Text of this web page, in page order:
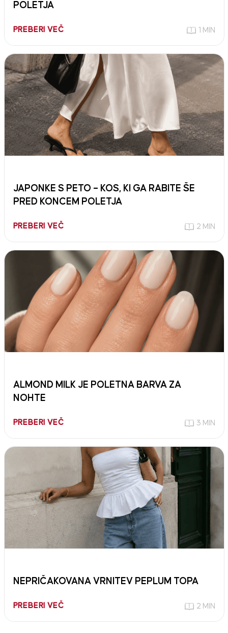
POLETJA
PREBERI VEČ 1 MIN
JAPONKE S PETO – KOS, KI GA RABITE ŠE
PRED KONCEM POLETJA
PREBERI VEČ 2 MIN
ALMOND MILK JE POLETNA BARVA ZA
NOHTE
PREBERI VEČ 3 MIN
NEPRIČAKOVANA VRNITEV PEPLUM TOPA
PREBERI VEČ 2 MIN